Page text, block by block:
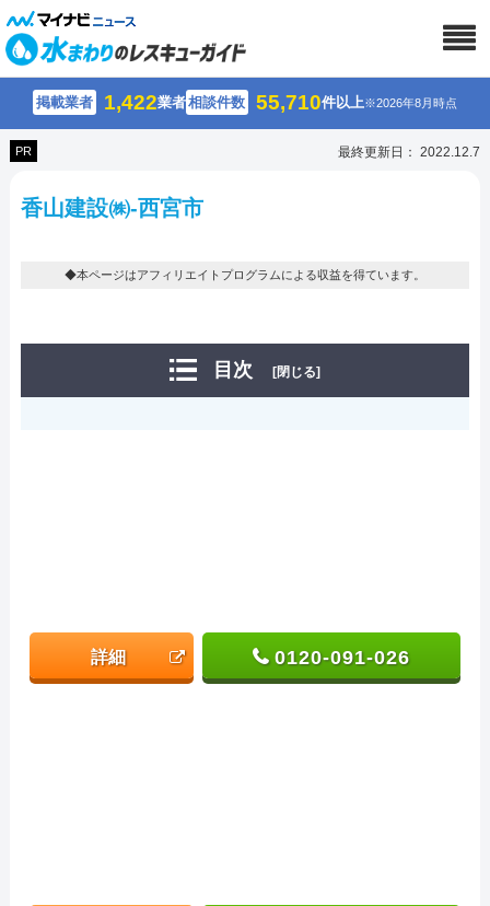
掲載業者 1,422業者相談件数 55,710件以上※2026年8月時点
PR 最終更新日： 2022.12.7
香山建設㈱-西宮市
◆本ページはアフィリエイトプログラムによる収益を得ています。
目次 [閉じる]
詳細 0120-091-026